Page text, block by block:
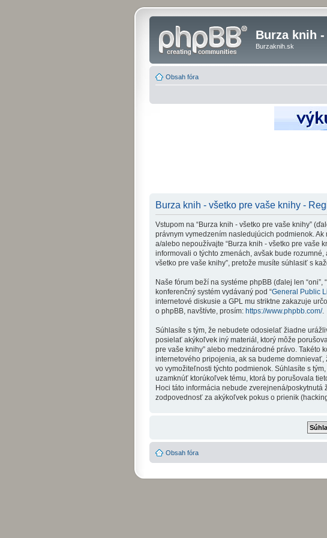
Burza knih
Burzaknih.sk
Obsah fóra
Burza knih - všetko pre vaše knihy -
Vstupom na “Burza knih - všetko pre vaše knihy”
právnym vymedzením nasledujúcich podmienok.
a/alebo nepoužívajte “Burza knih - všetko pre vaše
informovali o týchto zmenách, avšak bude
všetko pre vaše knihy”, pretože musíte súhlasiť s
Naše fórum beží na systéme phpBB (ďalej len “oni”,
konferenčný systém vydávaný pod “General Public
internetové diskusie a GPL mu striktne zakazuje
o phpBB, navštívte, prosím: https://www.phpbb.com/.
Súhlasíte s tým, že nebudete odosielať žiadne
posielať akýkoľvek iný materiál, ktorý môže
pre vaše knihy” alebo medzinárodné právo.
internetového pripojenia, ak sa budeme
vo vymožiteľnosti týchto podmienok. Súhlasíte s
uzamknúť ktorúkoľvek tému, ktorá by porušovala
Hoci táto informácia nebude zverejnená/poskytnutá
zodpovednosť za akýkoľvek pokus o prienik
Obsah fóra